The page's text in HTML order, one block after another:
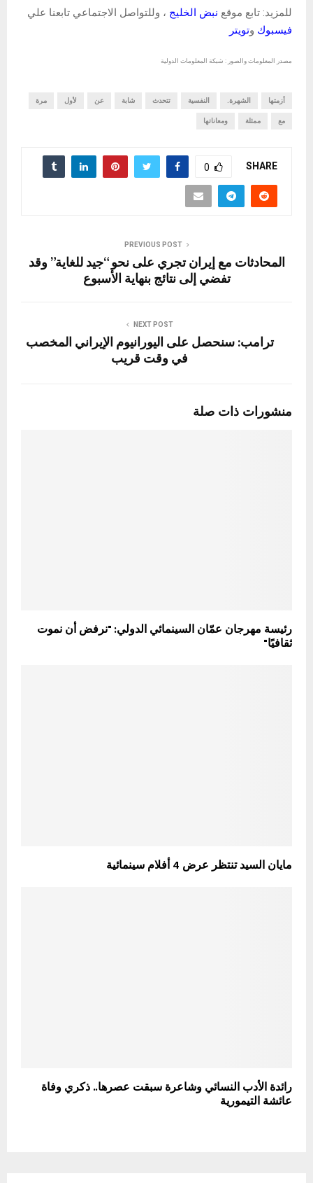
للمزيد: تابع موقع نبض الخليج ، وللتواصل الاجتماعي تابعنا علي
فيسبوك وتويتر
مصدر المعلومات والصور : شبكة المعلومات الدولية
أزمتها الشهرة. النفسية تتحدث شابة عن لأول مرة
مع ممثلة ومعاناتها
SHARE
0
PREVIOUS POST
المحادثات مع إيران تجري على نحو “جيد للغاية” وقد
تفضي إلى نتائج بنهاية الأسبوع
NEXT POST
ترامب: سنحصل على اليورانيوم الإيراني المخصب
في وقت قريب
منشورات ذات صلة
رئيسة مهرجان عمّان السينمائي الدولي: "نرفض أن نموت
ثقافيًا"
مايان السيد تنتظر عرض 4 أفلام سينمائية
رائدة الأدب النسائي وشاعرة سبقت عصرها.. ذكري وفاة
عائشة التيمورية